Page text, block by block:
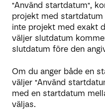
"Använd startdatum",
projekt med startdatum
inte projekt med exakt
väljer slutdatum
slutdatum före den
Om du anger både en
väljer "Använd
med en startdatum
väljas.